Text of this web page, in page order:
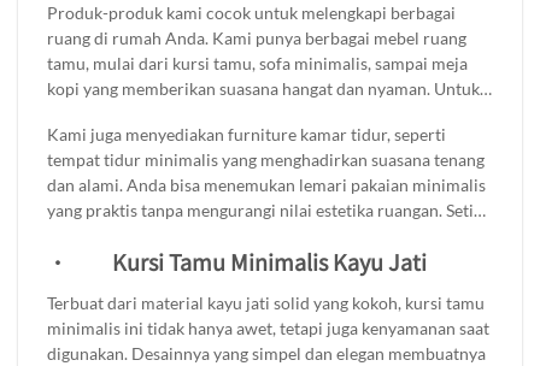
produk dengan desain minimalis yang menonjolkan
keindahan serat alami kayu jati yang kuat dan tahan lama.
Produk-produk kami cocok untuk melengkapi berbagai
ruang di rumah Anda. Kami punya berbagai mebel ruang
tamu, mulai dari kursi tamu, sofa minimalis, sampai meja
kopi yang memberikan suasana hangat dan nyaman. Untuk
perhatian, lengkap dengan kursi nyaman dan estetik.
Kami juga menyediakan furniture kamar tidur, seperti
tempat tidur minimalis yang menghadirkan suasana tenang
dan alami. Anda bisa menemukan lemari pakaian minimalis
yang praktis tanpa mengurangi nilai estetika ruangan. Setiap
profesional kami, sehingga Anda bisa mendapatkan produk
· Kursi Tamu Minimalis Kayu Jati
Terbuat dari material kayu jati solid yang kokoh, kursi tamu
minimalis ini tidak hanya awet, tetapi juga kenyamanan saat
digunakan. Desainnya yang simpel dan elegan membuatnya